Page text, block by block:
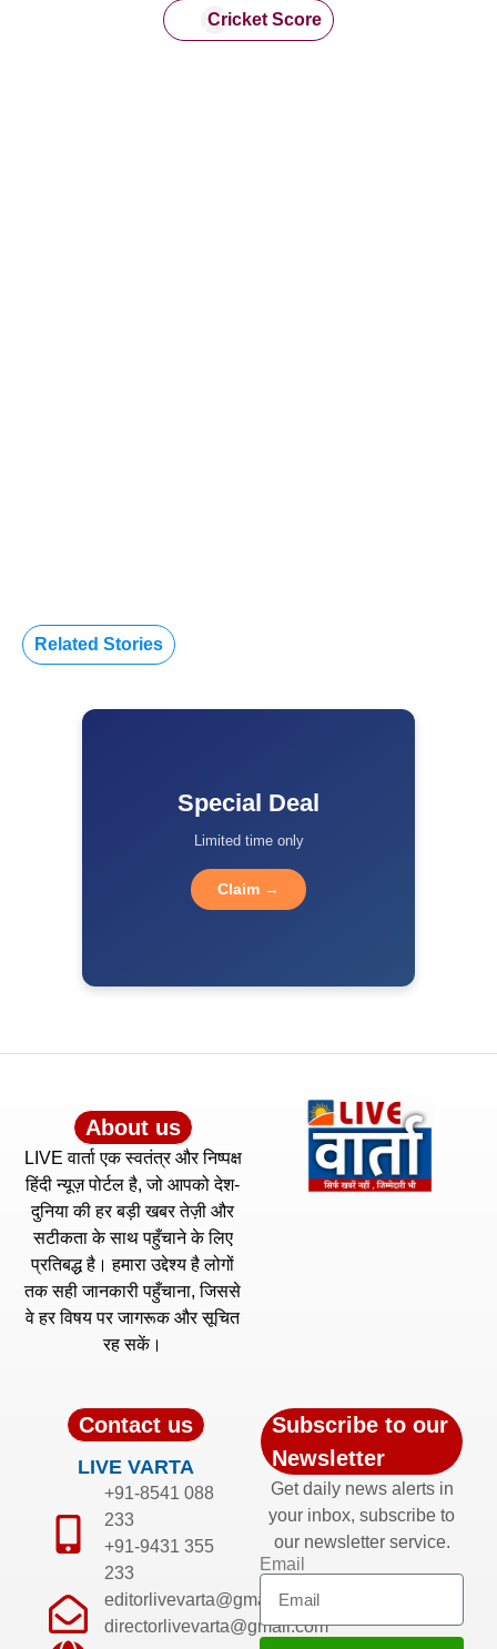
Cricket Score
Related Stories
Special Deal
Limited time only
Claim →
About us
LIVE वार्ता एक स्वतंत्र और निष्पक्ष
हिंदी न्यूज़ पोर्टल है, जो आपको देश-
दुनिया की हर बड़ी खबर तेज़ी और
सटीकता के साथ पहुँचाने के लिए
प्रतिबद्ध है। हमारा उद्देश्य है लोगों
तक सही जानकारी पहुँचाना, जिससे
वे हर विषय पर जागरूक और सूचित
रह सकें।
Contact us
LIVE VARTA
+91-8541 088
233
+91-9431 355
233
editorlivevarta@gmail.com
directorlivevarta@gmail.com
Subscribe to our
Newsletter
Get daily news alerts in
your inbox, subscribe to
our newsletter service.
Email